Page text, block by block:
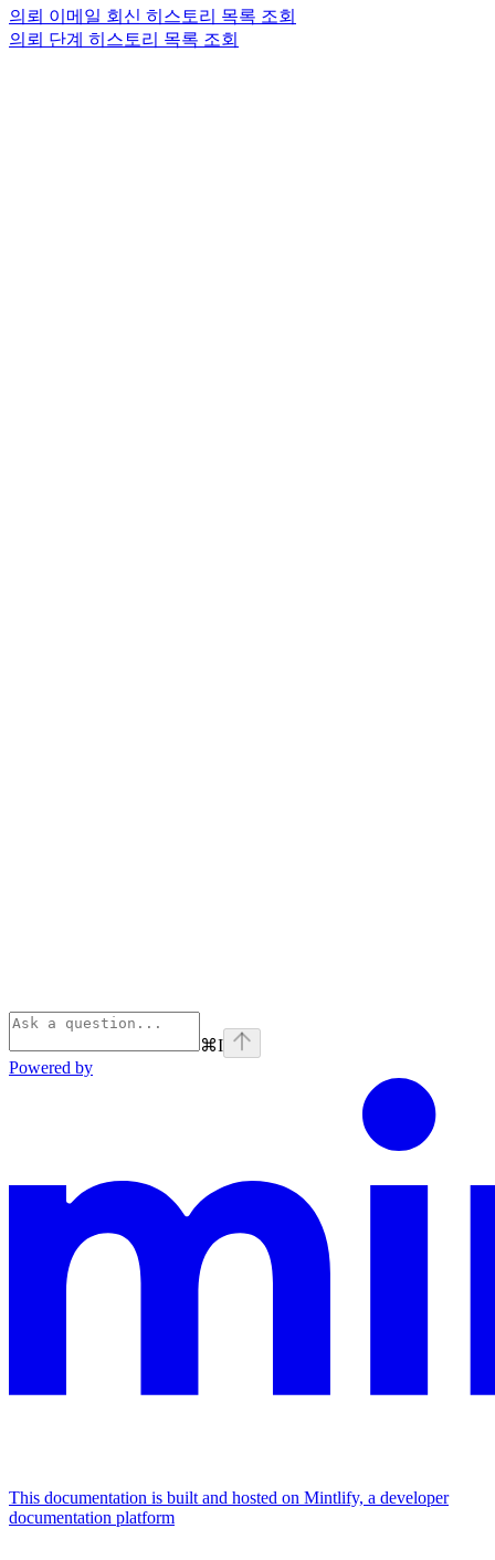
의뢰 이메일 회신 히스토리 목록 조회
의뢰 단계 히스토리 목록 조회
⌘I
Powered by
This documentation is built and hosted on Mintlify, a developer
documentation platform